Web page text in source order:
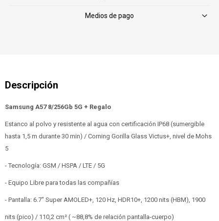
Medios de pago
Samsung A57 8/256Gb 5G + Regalo
Estanco al polvo y resistente al agua con certificación IP68 (sumergible
hasta 1,5 m durante 30 min) / Corning Gorilla Glass Victus+, nivel de Mohs
5
- Tecnología: GSM / HSPA / LTE / 5G
- Equipo Libre para todas las compañías
- Pantalla: 6.7" Super AMOLED+, 120 Hz, HDR10+, 1200 nits (HBM), 1900
nits (pico) / 110,2 cm² ( ~88,8% de relación pantalla-cuerpo)